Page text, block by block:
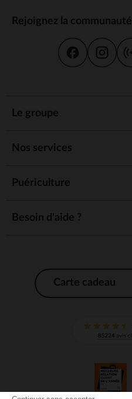
Rejoignez la communauté
Le groupe
Nos services
Puériculture
Besoin d'aide ?
Carte cadeau